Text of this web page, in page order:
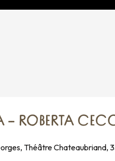
– ROBERTA
Théâtre Chateaubriand,